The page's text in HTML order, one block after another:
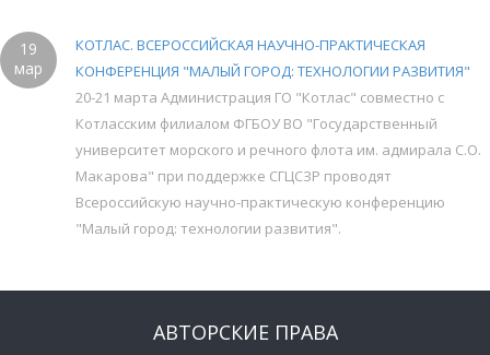
19
мар
КОТЛАС. ВСЕРОССИЙСКАЯ НАУЧНО-ПРАКТИЧЕСКАЯ
КОНФЕРЕНЦИЯ "МАЛЫЙ ГОРОД: ТЕХНОЛОГИИ РАЗВИТИЯ"
20-21 марта Администрация ГО "Котлас" совместно с
Котласским филиалом ФГБОУ ВО "Государственный
университет морского и речного флота им. адмирала С.О.
Макарова" при поддержке СГЦСЗР проводят
Всероссийскую научно-практическую конференцию
"Малый город: технологии развития".
АВТОРСКИЕ ПРАВА